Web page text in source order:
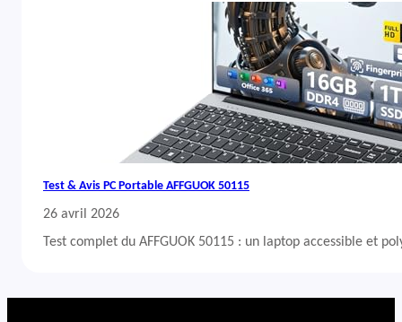
Test & Avis PC Portable AFFGUOK 50115
26 avril 2026
Test complet du AFFGUOK 50115 : un laptop accessible